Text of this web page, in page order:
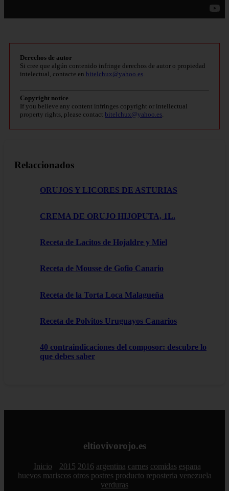
Derechos de autor
Si cree que algún contenido infringe derechos de autor o propiedad
intelectual, contacte en bitelchux@yahoo.es.
Copyright notice
If you believe any content infringes copyright or intellectual
property rights, please contact bitelchux@yahoo.es.
Relaccionados
ORUJOS Y LICORES DE ASTURIAS
CREMA DE ORUJO HIJOPUTA, 1L.
Receta de Lacitos de Hojaldre y Miel
Receta de Mousse de Gofio Canario
Receta de la Torta Loca Malagueña
Receta de Polvitos Uruguayos Canarios
40 contraindicaciones del composor: descubre lo
que debes saber
eltiovivorojo.es
Inicio 2015 2016 argentina carnes comidas espana
huevos mariscos otros postres producto reposteria venezuela
verduras